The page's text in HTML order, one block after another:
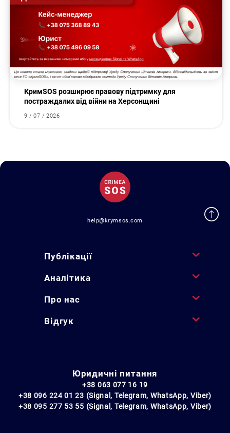
КримSOS розширює правову підтримку для
постраждалих від війни на Херсонщині
9 / 07 / 2026
help@krymsos.com
Публікації
Аналітика
Про нас
Відгук
Юридичні питання
+38 063 077 16 19
+38 096 224 01 23 (Signal, Telegram, WhatsApp, Viber)
+38 095 277 53 55 (Signal, Telegram, WhatsApp, Viber)